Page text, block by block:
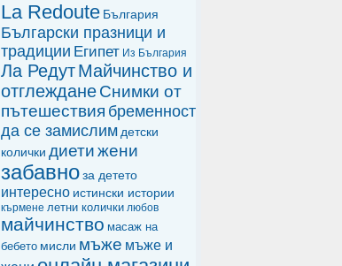
La Redoute България
Български празници и
традиции Египет Из България
Ла РедутМайчинство и
отглежданеСнимки от
пътешествия бременност
да се замислим детски
колички диетижени
забавно за детето
интересно истински истории
кърмене летни колички любов
майчинство масаж на
бебето мисли мъже мъже и